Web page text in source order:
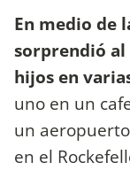
En medio de
sorprendió
hijos en
uno en un
un
en el